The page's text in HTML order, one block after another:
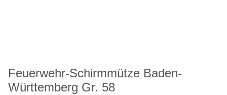
Feuerwehr-Schirmmütze Baden-
Württemberg Gr. 58